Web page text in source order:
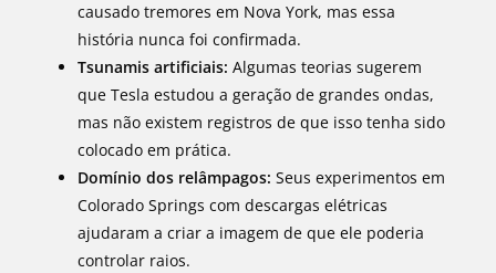
causado tremores em Nova York, mas essa
história nunca foi confirmada.
Tsunamis artificiais: Algumas teorias sugerem
que Tesla estudou a geração de grandes ondas,
mas não existem registros de que isso tenha sido
colocado em prática.
Domínio dos relâmpagos: Seus experimentos em
Colorado Springs com descargas elétricas
ajudaram a criar a imagem de que ele poderia
controlar raios.